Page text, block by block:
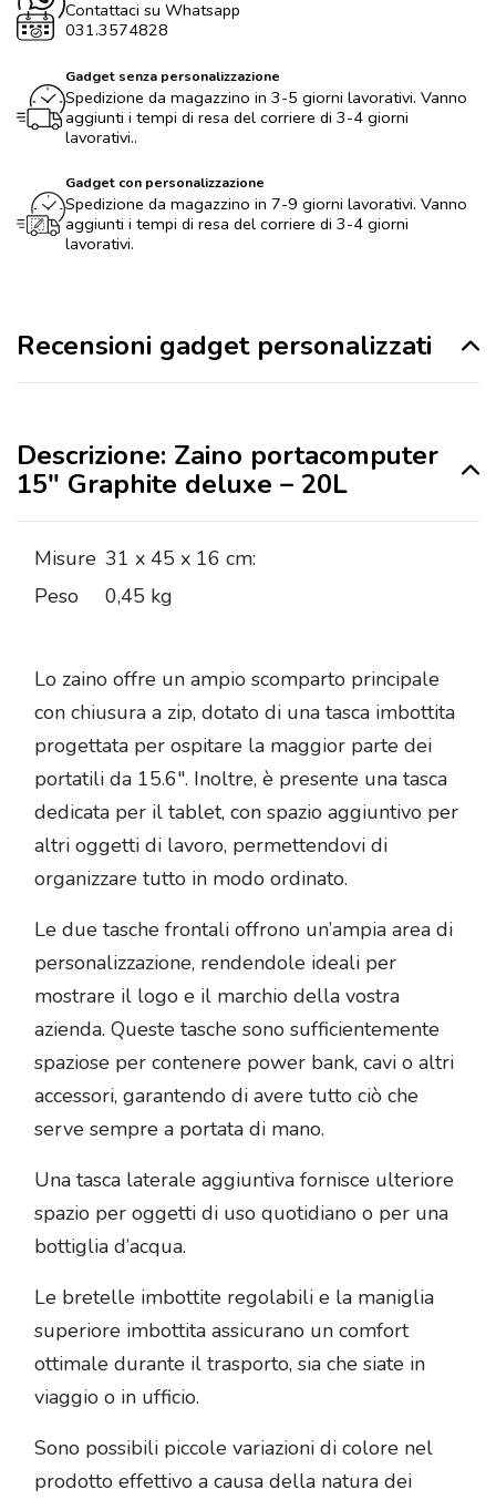
Contattaci su Whatsapp
031.3574828
Gadget senza personalizzazione
Spedizione da magazzino in 3-5 giorni lavorativi. Vanno
aggiunti i tempi di resa del corriere di 3-4 giorni
lavorativi..
Gadget con personalizzazione
Spedizione da magazzino in 7-9 giorni lavorativi. Vanno
aggiunti i tempi di resa del corriere di 3-4 giorni
lavorativi.
Recensioni gadget personalizzati
Descrizione: Zaino portacomputer
15″ Graphite deluxe – 20L
Misure 31 x 45 x 16 cm:
Peso
0,45 kg
Lo zaino offre un ampio scomparto principale
con chiusura a zip, dotato di una tasca imbottita
progettata per ospitare la maggior parte dei
portatili da 15.6″. Inoltre, è presente una tasca
dedicata per il tablet, con spazio aggiuntivo per
altri oggetti di lavoro, permettendovi di
organizzare tutto in modo ordinato.
Le due tasche frontali offrono un’ampia area di
personalizzazione, rendendole ideali per
mostrare il logo e il marchio della vostra
azienda. Queste tasche sono sufficientemente
spaziose per contenere power bank, cavi o altri
accessori, garantendo di avere tutto ciò che
serve sempre a portata di mano.
Una tasca laterale aggiuntiva fornisce ulteriore
spazio per oggetti di uso quotidiano o per una
bottiglia d’acqua.
Le bretelle imbottite regolabili e la maniglia
superiore imbottita assicurano un comfort
ottimale durante il trasporto, sia che siate in
viaggio o in ufficio.
Sono possibili piccole variazioni di colore nel
prodotto effettivo a causa della natura dei